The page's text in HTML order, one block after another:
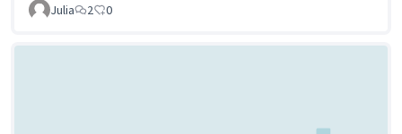
Julia
2 0